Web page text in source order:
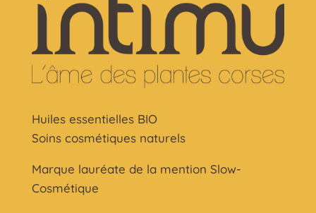
Huiles essentielles BIO
Soins cosmétiques naturels
Marque lauréate de la mention Slow-
Cosmétique